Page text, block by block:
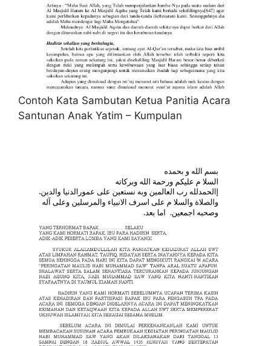
Contoh Kata Sambutan Ketua Panitia Acara
Santunan Anak Yatim – Kumpulan